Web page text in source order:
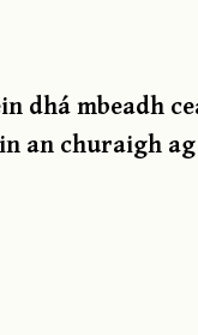
dhá mbeadh
an churaigh